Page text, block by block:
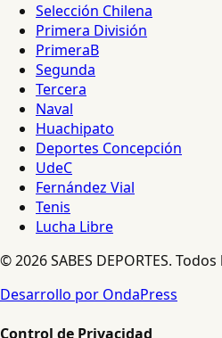
Selección Chilena
Primera División
PrimeraB
Segunda
Tercera
Naval
Huachipato
Deportes Concepción
UdeC
Fernández Vial
Tenis
Lucha Libre
© 2026 SABES DEPORTES.
Desarrollo por OndaPress
Control de Privacidad